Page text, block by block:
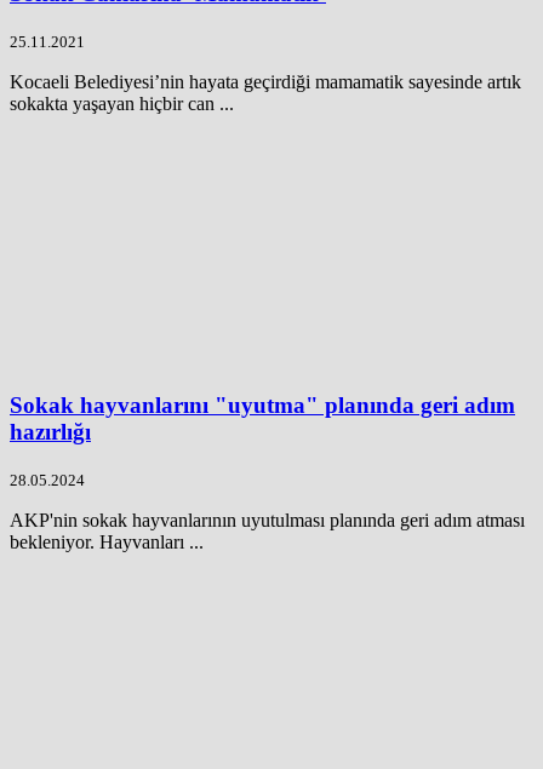
25.11.2021
Kocaeli Belediyesi’nin hayata geçirdiği mamamatik sayesinde artık
sokakta yaşayan hiçbir can ...
Sokak hayvanlarını "uyutma" planında geri adım
hazırlığı
28.05.2024
AKP'nin sokak hayvanlarının uyutulması planında geri adım atması
bekleniyor. Hayvanları ...